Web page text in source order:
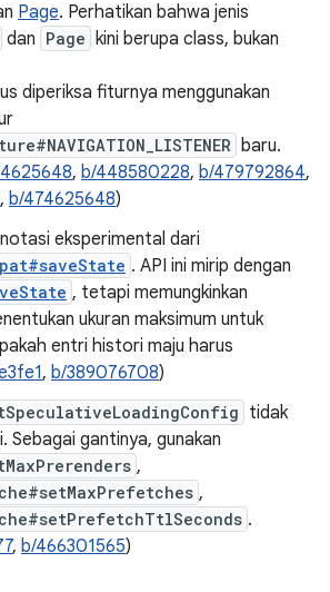
Page. Perhatikan bahwa jenis
dan Page kini berupa class, bukan
diperiksa fiturnya menggunakan
baru.
, b/448580228, b/479792864,
, b/474625648)
eksperimental dari
. API ini mirip dengan
, tetapi memungkinkan
ukuran maksimum untuk
entri histori maju harus
, b/389076708)
tidak
Sebagai gantinya, gunakan
,
,
.
, b/466301565)